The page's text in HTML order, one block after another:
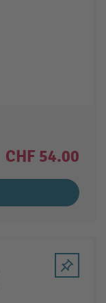
CHF 54.00